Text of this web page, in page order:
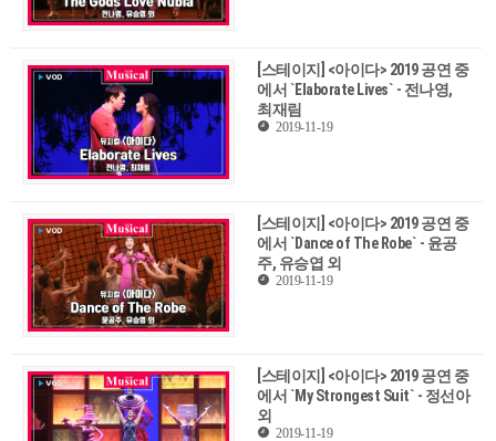
[스테이지] <아이다> 2019 공연 중
에서 `Elaborate Lives` - 전나영,
최재림
2019-11-19
[스테이지] <아이다> 2019 공연 중
에서 `Dance of The Robe` - 윤공
주, 유승엽 외
2019-11-19
[스테이지] <아이다> 2019 공연 중
에서 `My Strongest Suit` - 정선아
외
2019-11-19